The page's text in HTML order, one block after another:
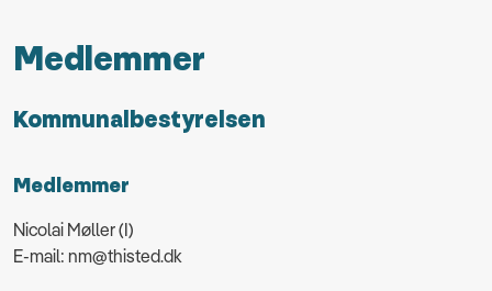
Medlemmer
Kommunalbestyrelsen
Medlemmer
Nicolai Møller (I)
E-mail: nm@thisted.dk